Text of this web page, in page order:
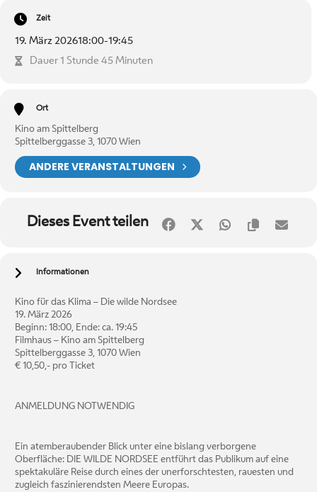
Zeit
19. März 202618:00-19:45
Dauer 1 Stunde 45 Minuten
Ort
Kino am Spittelberg
Spittelberggasse 3, 1070 Wien
ANDERE VERANSTALTUNGEN
Dieses Event teilen
Informationen
Kino für das Klima – Die wilde Nordsee
19. März 2026
Beginn: 18:00, Ende: ca. 19:45
Filmhaus – Kino am Spittelberg
Spittelberggasse 3, 1070 Wien
€ 10,50,- pro Ticket
ANMELDUNG NOTWENDIG
Ein atemberaubender Blick unter eine bislang verborgene
Oberfläche: DIE WILDE NORDSEE entführt das Publikum auf eine
spektakuläre Reise durch eines der unerforschtesten, rauesten und
zugleich faszinierendsten Meere Europas.